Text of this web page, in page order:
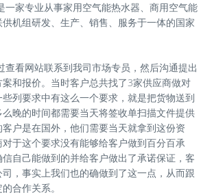
一家专业从事家用空气能热水器、商用空气能
机组研发、生产、销售、服务于一体的国家
看网站联系到我司市场专员，然后沟通提出
和报价。当时客户总共找了3家供应商做对
列要求中有这么一个要求，就是把货物送到
晚的时间都需要当天将签收单扫描文件提供
户是在国外，他们需要当天就拿到这份资
于这个要求没有能够给客户做到百分百承
自己能做到的并给客户做出了承诺保证，客
，事实上我们也的确做到了这一点，从而跟
合作关系。